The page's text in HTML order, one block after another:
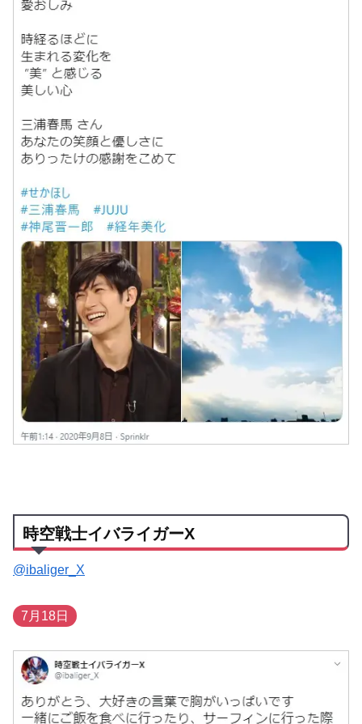
時空戦士イバライガーX
@ibaliger_X
7月18日